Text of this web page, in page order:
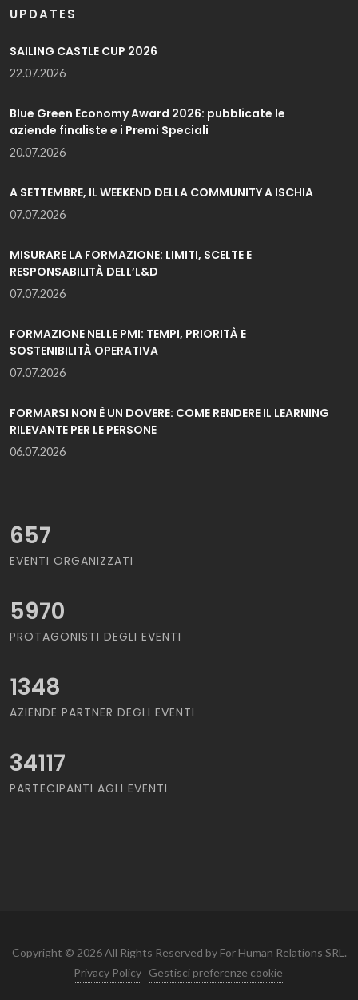
UPDATES
SAILING CASTLE CUP 2026
22.07.2026
Blue Green Economy Award 2026: pubblicate le
aziende finaliste e i Premi Speciali
20.07.2026
A SETTEMBRE, IL WEEKEND DELLA COMMUNITY A ISCHIA
07.07.2026
MISURARE LA FORMAZIONE: LIMITI, SCELTE E
RESPONSABILITÀ DELL’L&D
07.07.2026
FORMAZIONE NELLE PMI: TEMPI, PRIORITÀ E
SOSTENIBILITÀ OPERATIVA
07.07.2026
FORMARSI NON È UN DOVERE: COME RENDERE IL LEARNING
RILEVANTE PER LE PERSONE
06.07.2026
657
EVENTI ORGANIZZATI
5970
PROTAGONISTI DEGLI EVENTI
1348
AZIENDE PARTNER DEGLI EVENTI
34117
PARTECIPANTI AGLI EVENTI
Copyright © 2026 All Rights Reserved by For Human Relations SRL.
Privacy Policy
Gestisci preferenze cookie